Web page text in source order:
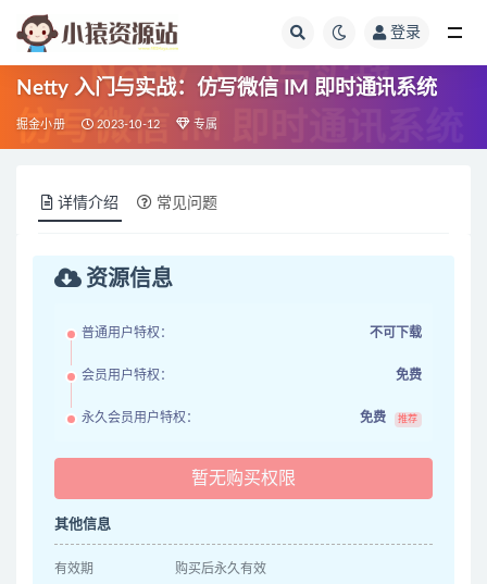
登录
Netty 入门与实战：仿写微信 IM 即时通讯系统
掘金小册 2023-10-12 专属
详情介绍 常见问题
资源信息
普通用户特权： 不可下载
会员用户特权： 免费
永久会员用户特权： 免费 推荐
暂无购买权限
其他信息
有效期 购买后永久有效